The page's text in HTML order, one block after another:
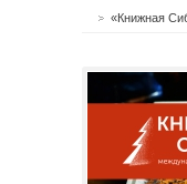
«Книжная